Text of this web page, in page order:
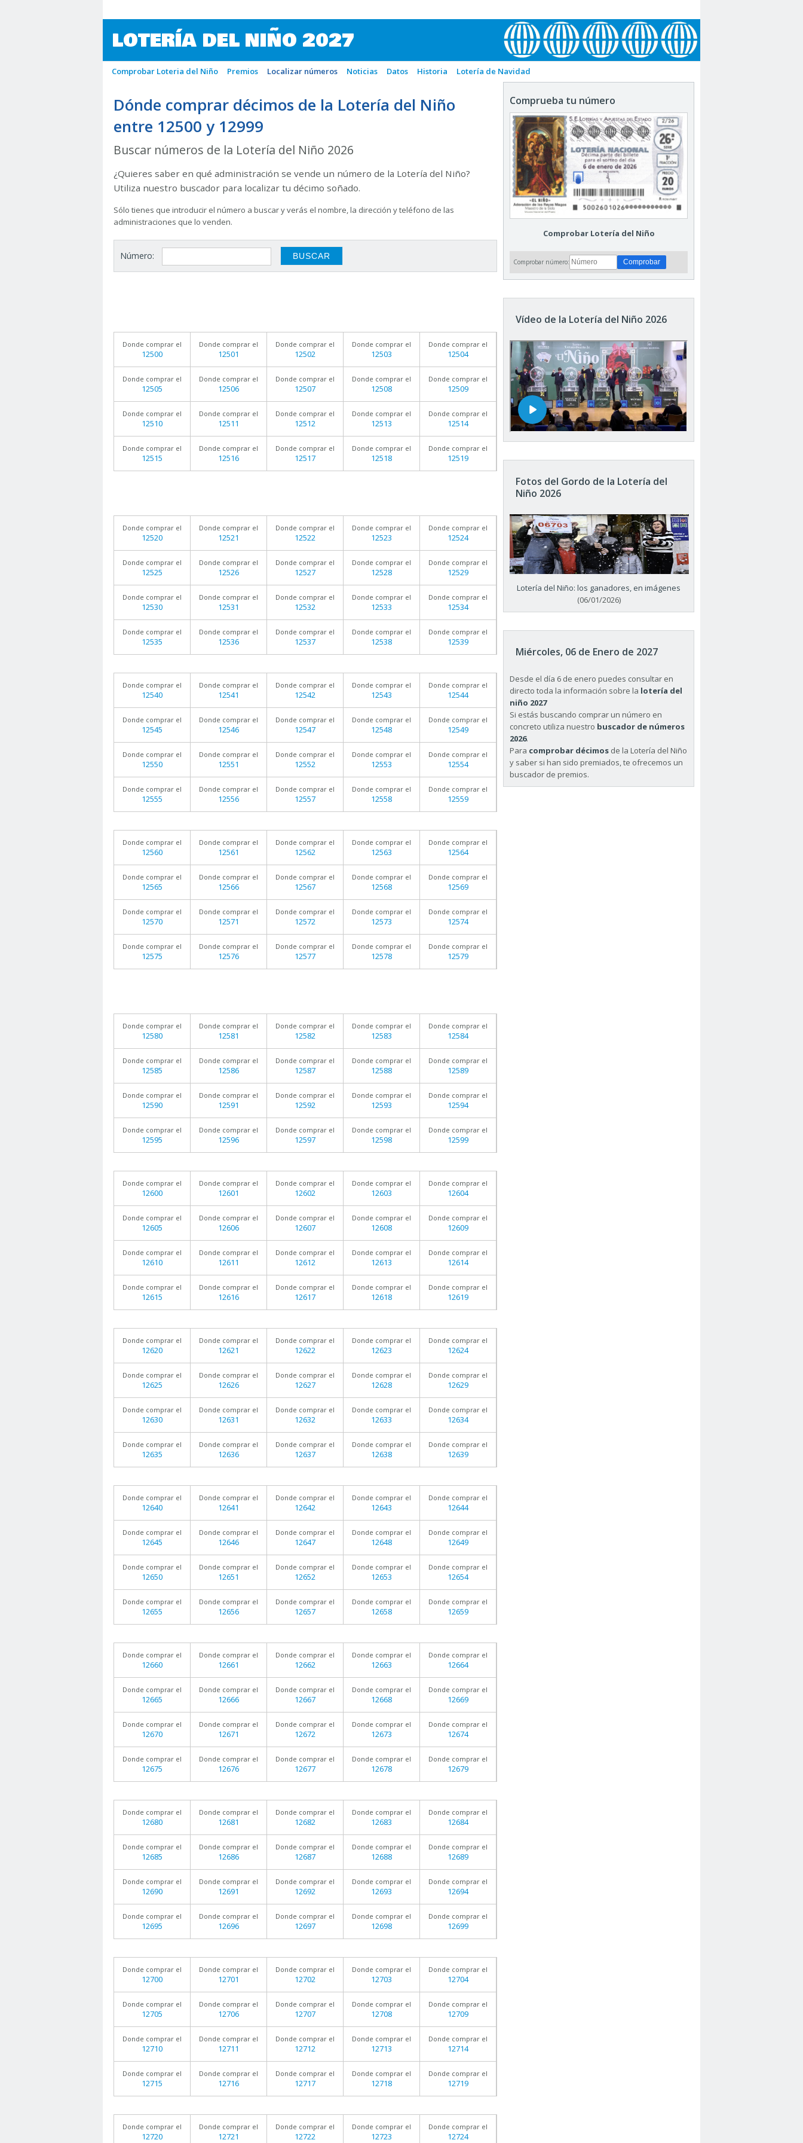
LOTERÍA DEL NIÑO 2027
Comprobar Loteria del Niño Premios Localizar números Noticias Datos Historia Lotería de Navidad
Dónde comprar décimos de la Lotería del Niño
entre 12500 y 12999
Buscar números de la Lotería del Niño 2026
¿Quieres saber en qué administración se vende un número de la Lotería del Niño?
Utiliza nuestro buscador para localizar tu décimo soñado.
Sólo tienes que introducir el número a buscar y verás el nombre, la dirección y teléfono de las
administraciones que lo venden.
Número:
Donde comprar el
12500
Donde comprar el
12501
Donde comprar el
12502
Donde comprar el
12503
Donde comprar el
12504
Donde comprar el
12505
Donde comprar el
12506
Donde comprar el
12507
Donde comprar el
12508
Donde comprar el
12509
Donde comprar el
12510
Donde comprar el
12511
Donde comprar el
12512
Donde comprar el
12513
Donde comprar el
12514
Donde comprar el
12515
Donde comprar el
12516
Donde comprar el
12517
Donde comprar el
12518
Donde comprar el
12519
Donde comprar el
12520
Donde comprar el
12521
Donde comprar el
12522
Donde comprar el
12523
Donde comprar el
12524
Donde comprar el
12525
Donde comprar el
12526
Donde comprar el
12527
Donde comprar el
12528
Donde comprar el
12529
Donde comprar el
12530
Donde comprar el
12531
Donde comprar el
12532
Donde comprar el
12533
Donde comprar el
12534
Donde comprar el
12535
Donde comprar el
12536
Donde comprar el
12537
Donde comprar el
12538
Donde comprar el
12539
Donde comprar el
12540
Donde comprar el
12541
Donde comprar el
12542
Donde comprar el
12543
Donde comprar el
12544
Donde comprar el
12545
Donde comprar el
12546
Donde comprar el
12547
Donde comprar el
12548
Donde comprar el
12549
Donde comprar el
12550
Donde comprar el
12551
Donde comprar el
12552
Donde comprar el
12553
Donde comprar el
12554
Donde comprar el
12555
Donde comprar el
12556
Donde comprar el
12557
Donde comprar el
12558
Donde comprar el
12559
Donde comprar el
12560
Donde comprar el
12561
Donde comprar el
12562
Donde comprar el
12563
Donde comprar el
12564
Donde comprar el
12565
Donde comprar el
12566
Donde comprar el
12567
Donde comprar el
12568
Donde comprar el
12569
Donde comprar el
12570
Donde comprar el
12571
Donde comprar el
12572
Donde comprar el
12573
Donde comprar el
12574
Donde comprar el
12575
Donde comprar el
12576
Donde comprar el
12577
Donde comprar el
12578
Donde comprar el
12579
Donde comprar el
12580
Donde comprar el
12581
Donde comprar el
12582
Donde comprar el
12583
Donde comprar el
12584
Donde comprar el
12585
Donde comprar el
12586
Donde comprar el
12587
Donde comprar el
12588
Donde comprar el
12589
Donde comprar el
12590
Donde comprar el
12591
Donde comprar el
12592
Donde comprar el
12593
Donde comprar el
12594
Donde comprar el
12595
Donde comprar el
12596
Donde comprar el
12597
Donde comprar el
12598
Donde comprar el
12599
Donde comprar el
12600
Donde comprar el
12601
Donde comprar el
12602
Donde comprar el
12603
Donde comprar el
12604
Donde comprar el
12605
Donde comprar el
12606
Donde comprar el
12607
Donde comprar el
12608
Donde comprar el
12609
Donde comprar el
12610
Donde comprar el
12611
Donde comprar el
12612
Donde comprar el
12613
Donde comprar el
12614
Donde comprar el
12615
Donde comprar el
12616
Donde comprar el
12617
Donde comprar el
12618
Donde comprar el
12619
Donde comprar el
12620
Donde comprar el
12621
Donde comprar el
12622
Donde comprar el
12623
Donde comprar el
12624
Donde comprar el
12625
Donde comprar el
12626
Donde comprar el
12627
Donde comprar el
12628
Donde comprar el
12629
Donde comprar el
12630
Donde comprar el
12631
Donde comprar el
12632
Donde comprar el
12633
Donde comprar el
12634
Donde comprar el
12635
Donde comprar el
12636
Donde comprar el
12637
Donde comprar el
12638
Donde comprar el
12639
Donde comprar el
12640
Donde comprar el
12641
Donde comprar el
12642
Donde comprar el
12643
Donde comprar el
12644
Donde comprar el
12645
Donde comprar el
12646
Donde comprar el
12647
Donde comprar el
12648
Donde comprar el
12649
Donde comprar el
12650
Donde comprar el
12651
Donde comprar el
12652
Donde comprar el
12653
Donde comprar el
12654
Donde comprar el
12655
Donde comprar el
12656
Donde comprar el
12657
Donde comprar el
12658
Donde comprar el
12659
Donde comprar el
12660
Donde comprar el
12661
Donde comprar el
12662
Donde comprar el
12663
Donde comprar el
12664
Donde comprar el
12665
Donde comprar el
12666
Donde comprar el
12667
Donde comprar el
12668
Donde comprar el
12669
Donde comprar el
12670
Donde comprar el
12671
Donde comprar el
12672
Donde comprar el
12673
Donde comprar el
12674
Donde comprar el
12675
Donde comprar el
12676
Donde comprar el
12677
Donde comprar el
12678
Donde comprar el
12679
Donde comprar el
12680
Donde comprar el
12681
Donde comprar el
12682
Donde comprar el
12683
Donde comprar el
12684
Donde comprar el
12685
Donde comprar el
12686
Donde comprar el
12687
Donde comprar el
12688
Donde comprar el
12689
Donde comprar el
12690
Donde comprar el
12691
Donde comprar el
12692
Donde comprar el
12693
Donde comprar el
12694
Donde comprar el
12695
Donde comprar el
12696
Donde comprar el
12697
Donde comprar el
12698
Donde comprar el
12699
Donde comprar el
12700
Donde comprar el
12701
Donde comprar el
12702
Donde comprar el
12703
Donde comprar el
12704
Donde comprar el
12705
Donde comprar el
12706
Donde comprar el
12707
Donde comprar el
12708
Donde comprar el
12709
Donde comprar el
12710
Donde comprar el
12711
Donde comprar el
12712
Donde comprar el
12713
Donde comprar el
12714
Donde comprar el
12715
Donde comprar el
12716
Donde comprar el
12717
Donde comprar el
12718
Donde comprar el
12719
Donde comprar el
12720
Donde comprar el
12721
Donde comprar el
12722
Donde comprar el
12723
Donde comprar el
12724
Comprueba tu número
Comprobar Lotería del Niño
Comprobar número:
Vídeo de la Lotería del Niño 2026
Fotos del Gordo de la Lotería del
Niño 2026
Lotería del Niño: los ganadores, en imágenes
(06/01/2026)
Miércoles, 06 de Enero de 2027
Desde el día 6 de enero puedes consultar en
directo toda la información sobre la lotería del
niño 2027
Si estás buscando comprar un número en
concreto utiliza nuestro buscador de números
2026.
Para comprobar décimos de la Lotería del Niño
y saber si han sido premiados, te ofrecemos un
buscador de premios.